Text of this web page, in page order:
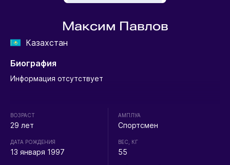
Максим Павлов
Казахстан
Биография
Информация отсутствует
ВОЗРАСТ
29 лет
ДАТА РОЖДЕНИЯ
13 января 1997
АМПЛУА
Спортсмен
ВЕС, КГ
55